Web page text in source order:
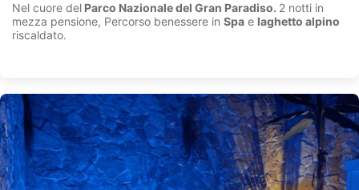
Nel cuore del Parco Nazionale del Gran Paradiso. 2 notti in
mezza pensione, Percorso benessere in Spa e laghetto alpino
riscaldato.